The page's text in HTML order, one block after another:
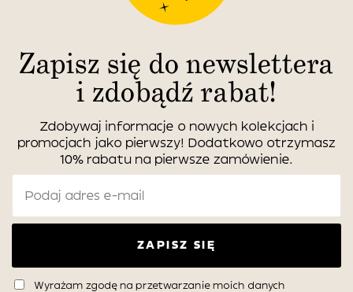
Zapisz się do newslettera
i zdobądź rabat!
Zdobywaj informacje o nowych kolekcjach i
promocjach jako pierwszy! Dodatkowo otrzymasz
10% rabatu na pierwsze zamówienie.
ZAPISZ SIĘ
Wyrażam zgodę na przetwarzanie moich danych